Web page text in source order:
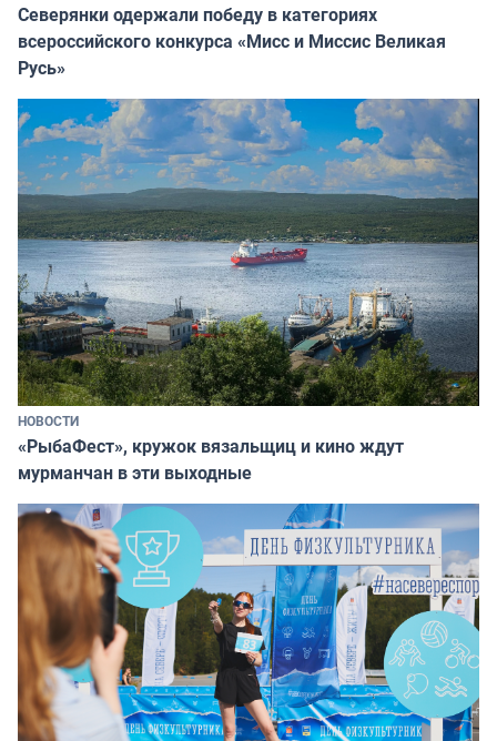
Северянки одержали победу в категориях
всероссийского конкурса «Мисс и Миссис Великая
Русь»
НОВОСТИ
«РыбаФест», кружок вязальщиц и кино ждут
мурманчан в эти выходные